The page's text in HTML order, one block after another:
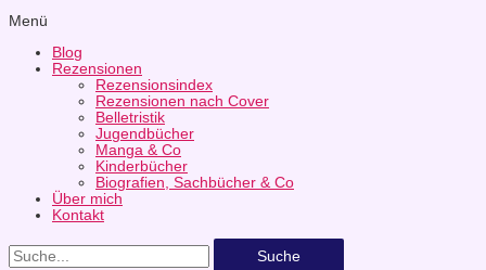
Menü
Blog
Rezensionen
Rezensionsindex
Rezensionen nach Cover
Belletristik
Jugendbücher
Manga & Co
Kinderbücher
Biografien, Sachbücher & Co
Über mich
Kontakt
Suche